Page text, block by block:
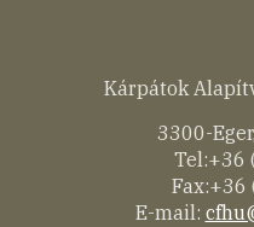
Kárpátok
3300-
Tel:+36
Fax:+36
E-mail: